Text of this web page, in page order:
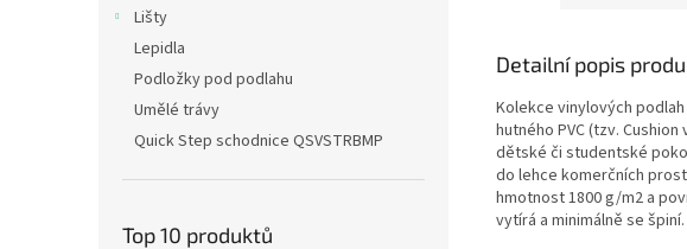
Lišty
Lepidla
Podložky pod podlahu
Umělé trávy
Quick Step schodnice QSVSTRBMP
Top 10 produktů
Detailní popis
Kolekce vinylových
hutného PVC (tzv.
dětské či studentské
do lehce komerčních
hmotnost 1800 g/m2 a
vytírá a minimálně se špiní.